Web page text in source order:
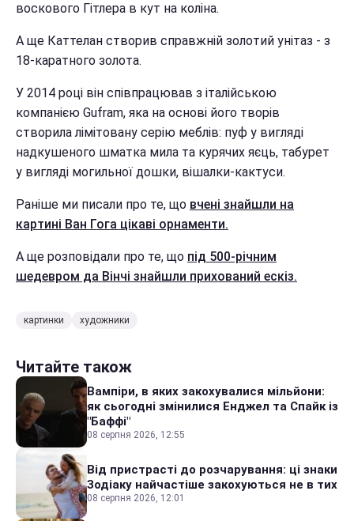
воскового Гітлера в кут на коліна.
А ще Каттелан створив справжній золотий унітаз - з
18-каратного золота.
У 2014 році він співпрацював з італійською
компанією Gufram, яка на основі його творів
створила лімітовану серію меблів: пуф у вигляді
надкушеного шматка мила та курячих яєць, табурет
у вигляді могильної дошки, вішалки-кактуси.
Раніше ми писали про те, що вчені знайшли на
картині Ван Гога цікаві орнаменти.
А ще розповідали про те, що під 500-річним
шедевром да Вінчі знайшли прихований ескіз.
картинки художники
Читайте також
Вампіри, в яких закохувалися мільйони:
як сьогодні змінилися Енджел та Спайк із
"Баффі"
08 серпня 2026, 12:55
Від пристрасті до розчарування: ці знаки
Зодіаку найчастіше закохуються не в тих
08 серпня 2026, 12:01